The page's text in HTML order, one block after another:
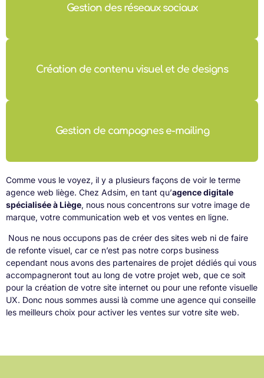
Gestion des réseaux sociaux
Création de contenu visuel et de designs
Gestion de campagnes e-mailing
Comme vous le voyez, il y a plusieurs façons de voir le terme
agence web liège. Chez Adsim, en tant qu’agence digitale
spécialisée à Liège, nous nous concentrons sur votre image de
marque, votre communication web et vos ventes en ligne.
Nous ne nous occupons pas de créer des sites web ni de faire
de refonte visuel, car ce n’est pas notre corps business
cependant nous avons des partenaires de projet dédiés qui vous
accompagneront tout au long de votre projet web, que ce soit
pour la création de votre site internet ou pour une refonte visuelle
UX. Donc nous sommes aussi là comme une agence qui conseille
les meilleurs choix pour activer les ventes sur votre site web.